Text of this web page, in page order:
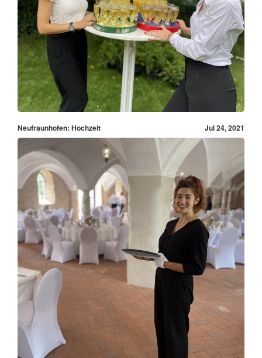
Neufraunhofen: Hochzeit Jul 24, 2021